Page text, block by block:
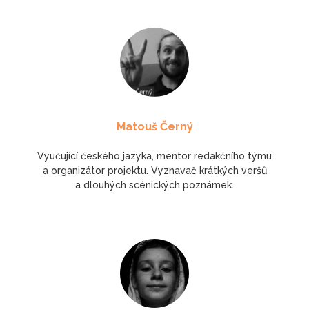
Matouš Černý
Vyučující českého jazyka, mentor redakčního týmu
a organizátor projektu. Vyznavač krátkých veršů
a dlouhých scénických poznámek.